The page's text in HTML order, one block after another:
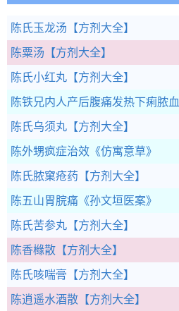
陈氏玉龙汤 【方剂大全】
陈粟汤 【方剂大全】
陈氏小红丸 【方剂大全】
陈铁兄内人产后腹痛发热下痢脓血
陈氏乌须丸 【方剂大全】
陈外甥疯症治效 《仿寓意草》
陈氏脓窠疮药 【方剂大全】
陈五山胃脘痛 《孙文垣医案》
陈氏苦参丸 【方剂大全】
陈香橼散 【方剂大全】
陈氏咳喘膏 【方剂大全】
陈逍遥水酒散 【方剂大全】